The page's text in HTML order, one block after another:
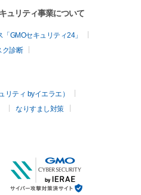
ュリティ事業について
GMOセキュリティ24」
ク診断
ティ byイエラエ）
なりすまし対策